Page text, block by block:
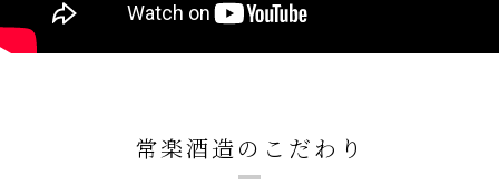
常楽酒造のこだわり